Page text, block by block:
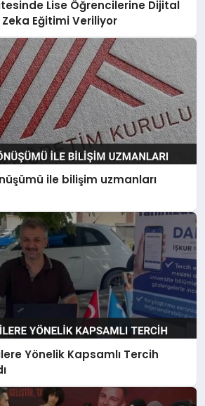
Lise Öğrencilerine Dijital
Eğitimi Veriliyor
ile bilişim uzmanları
Yönelik Kapsamlı Tercih